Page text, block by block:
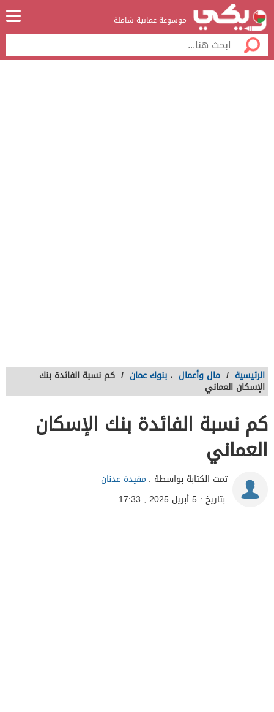
موسوعة عمانية شاملة
الرئيسية / مال وأعمال ، بنوك عمان / كم نسبة الفائدة بنك
الإسكان العماني
كم نسبة الفائدة بنك الإسكان
العماني
تمت الكتابة بواسطة : مفيدة عدنان
بتاريخ : 5 أبريل 2025 , 17:33